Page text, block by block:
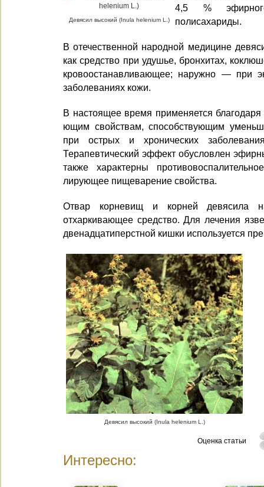
Девясил высокий (Inula helenium L.)
4,5 %
полисахариды.
В отечественной народной медици­не
как средство при удушье, бронхитах,
кровоос­танавливающее; наружно — при
заболеваниях кожи.
В настоящее время применяется
ющим свойствам, способствующим
при ост­рых и хронических
Терапевтический эф­фект обусловлен
также характерны
лирующее пищеварение свойства.
Отвар корневищ и корней девяси­ла
отхаркива­ющее средство. Для лечения
двенадцатиперст­ной кишки используется
Девясил высокий (Inula helenium L.)
Оценка статьи
Интересно: